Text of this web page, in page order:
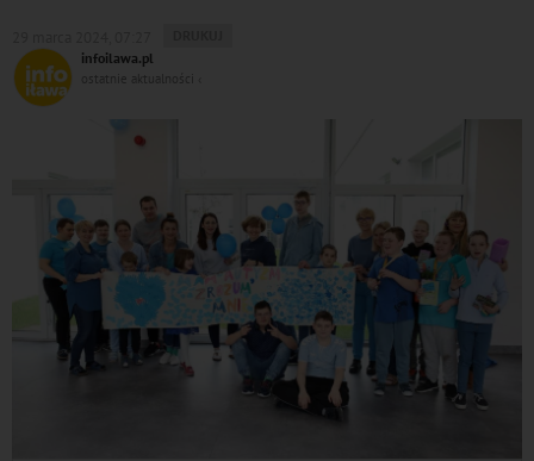
DO
infoilawa.pl
ostatnie aktualności ‹